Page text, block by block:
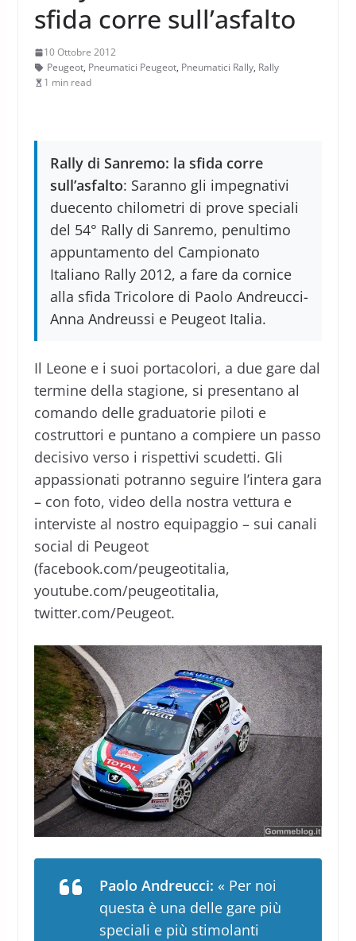
sfida corre sull’asfalto
10 Ottobre 2012
Peugeot, Pneumatici Peugeot, Pneumatici Rally, Rally
1 min read
Rally di Sanremo: la sfida corre
sull’asfalto: Saranno gli impegnativi
duecento chilometri di prove speciali
del 54° Rally di Sanremo, penultimo
appuntamento del Campionato
Italiano Rally 2012, a fare da cornice
alla sfida Tricolore di Paolo Andreucci-
Anna Andreussi e Peugeot Italia.
Il Leone e i suoi portacolori, a due gare dal
termine della stagione, si presentano al
comando delle graduatorie piloti e
costruttori e puntano a compiere un passo
decisivo verso i rispettivi scudetti. Gli
appassionati potranno seguire l’intera gara
– con foto, video della nostra vettura e
interviste al nostro equipaggio – sui canali
social di Peugeot
(facebook.com/peugeotitalia,
youtube.com/peugeotitalia,
twitter.com/Peugeot.
Paolo Andreucci: « Per noi
questa è una delle gare più
speciali e più stimolanti